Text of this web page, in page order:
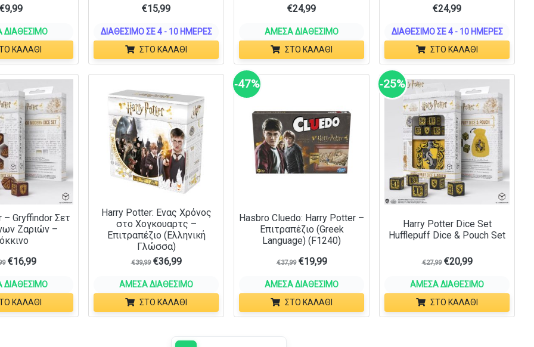
€9,99
ΚΑΛΆΘΙ
€15,99
ΔΙΑΘΈΣΙΜΟ ΣΕ 4 - 10 ΗΜΈΡΕΣ
ΣΤΟ ΚΑΛΆΘΙ
€24,99
ΆΜΕΣΑ ΔΙΑΘΈΣΙΜΟ
ΣΤΟ ΚΑΛΆΘΙ
€24,99
ΔΙΑΘΈΣΙΜΟ ΣΕ 4 - 10 ΗΜΈΡΕΣ
ΣΤΟ ΚΑΛΆΘΙ
– Gryffindor Σετ
Ζαριών –
€16,99
ΚΑΛΆΘΙ
Harry Potter: Ενας Χρόνος
στο Χογκουαρτς –
Επιτραπέζιο (Ελληνική
Γλώσσα)
€39,99 €36,99
ΆΜΕΣΑ ΔΙΑΘΈΣΙΜΟ
ΣΤΟ ΚΑΛΆΘΙ
‑47%
Hasbro Cluedo: Harry Potter –
Επιτραπέζιο (Greek
Language) (F1240)
€37,99 €19,99
ΆΜΕΣΑ ΔΙΑΘΈΣΙΜΟ
ΣΤΟ ΚΑΛΆΘΙ
‑25%
Harry Potter Dice Set
Hufflepuff Dice & Pouch Set
€27,99 €20,99
ΆΜΕΣΑ ΔΙΑΘΈΣΙΜΟ
ΣΤΟ ΚΑΛΆΘΙ